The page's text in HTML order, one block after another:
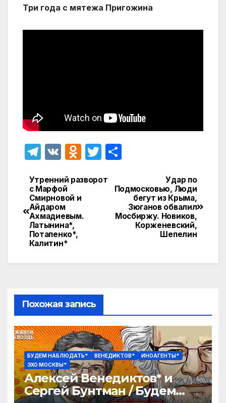
Три года с мятежа Пригожина
T
e
gr
a
m
V
O
n
kl
s
ki
T
itt п
р
а
т
Навигация
по
записям
Удар по
Подмосковью, Люди
бегут из Крыма,
Зюганов обвалил
Мосбиржу. Новиков,
Корженевский,
Шепелин
Утренний разворот
с Марфой
Смирновой и
Айдаром
Ахмадиевым.
Латынина*,
Потапенко*,
Калитин*
Похожая запись
БУДЕМ НАБЛЮДАТЬ* ВЕНЕДИКТОВ*
ИНОАГЕНТЫ*
ЭХО МОСКВЫ*
Алексей Венедиктов* и
Сергей Бунтман / Будем